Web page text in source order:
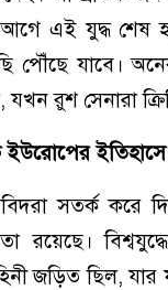
এই যুদ্ধ শেষ
পৌঁছে যাবে।
যখন রুশ সেনারা
ইতিহাসে
সতর্ক করে
রয়েছে।
জড়িত ছিল, যার